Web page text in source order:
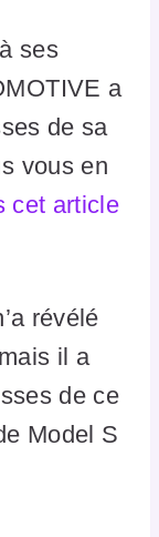
ses
a
de sa
vous en
cet article
révélé
il a
de ce
Model S